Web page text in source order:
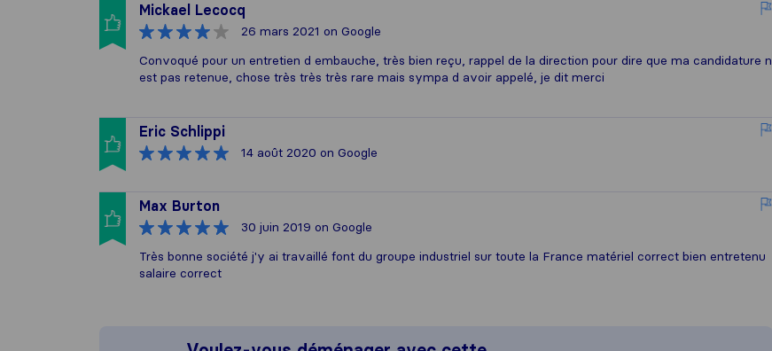
Mickael Lecocq
26 mars 2021 on Google
Convoqué pour un entretien d embauche, très bien reçu, rappel de la direction pour dire que ma candidature n
est pas retenue, chose très très très rare mais sympa d avoir appelé, je dit merci
Eric Schlippi
14 août 2020 on Google
Max Burton
30 juin 2019 on Google
Très bonne société j'y ai travaillé font du groupe industriel sur toute la France matériel correct bien entretenu
salaire correct